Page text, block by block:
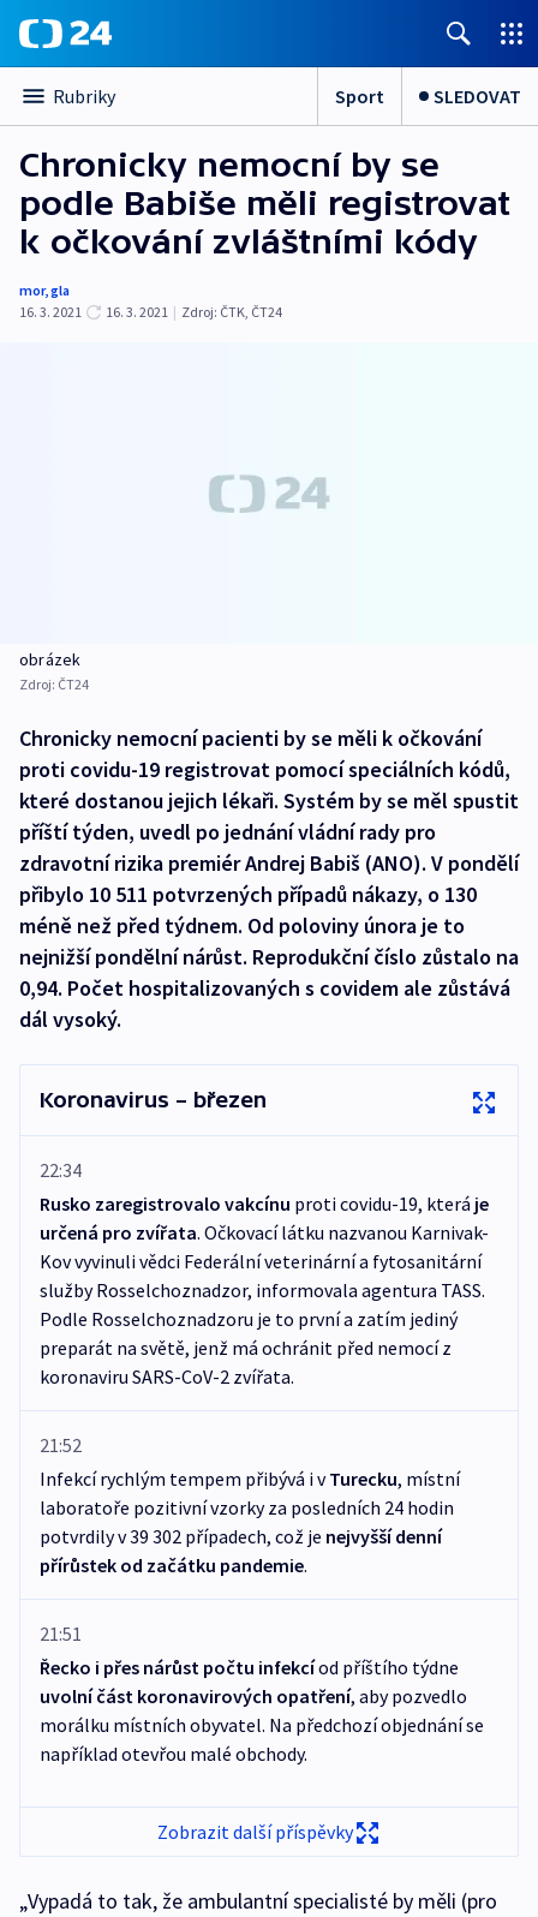
Rubriky Sport SLEDOVAT
Chronicky nemocní by se
podle Babiše měli registrovat
k očkování zvláštními kódy
mor,gla
16. 3. 2021
16. 3. 2021 | Zdroj: ČTK, ČT24
obrázek
Zdroj: ČT24
Chronicky nemocní pacienti by se měli k očkování
proti covidu-19 registrovat pomocí speciálních kódů,
které dostanou jejich lékaři. Systém by se měl spustit
příští týden, uvedl po jednání vládní rady pro
zdravotní rizika premiér Andrej Babiš (ANO). V pondělí
přibylo 10 511 potvrzených případů nákazy, o 130
méně než před týdnem. Od poloviny února je to
nejnižší pondělní nárůst. Reprodukční číslo zůstalo na
0,94. Počet hospitalizovaných s covidem ale zůstává
dál vysoký.
Koronavirus – březen
22:34
Rusko zaregistrovalo vakcínu proti covidu-19, která je
určená pro zvířata. Očkovací látku nazvanou Karnivak-
Kov vyvinuli vědci Federální veterinární a fytosanitární
služby Rosselchoznadzor, informovala agentura TASS.
Podle Rosselchoznadzoru je to první a zatím jediný
preparát na světě, jenž má ochránit před nemocí z
koronaviru SARS-CoV-2 zvířata.
21:52
Infekcí rychlým tempem přibývá i vTurecku, místní
laboratoře pozitivní vzorky za posledních 24 hodin
potvrdily v 39 302 případech, což je nejvyšší denní
přírůstek od začátku pandemie.
21:51
Řecko i přes nárůst počtu infekcíod příštího týdne
uvolní část koronavirových opatření, aby pozvedlo
morálku místních obyvatel. Na předchozí objednání se
například otevřou malé obchody.
Zobrazit další příspěvky
„Vypadá to tak, že ambulantní specialisté by měli (pro